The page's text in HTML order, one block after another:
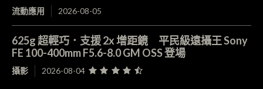
流動應用 2026-08-05
625g 超輕巧．支援 2x 增距鏡 平民級遠攝王 Sony
FE 100-400mm F5.6-8.0 GM OSS 登場
攝影 2026-08-04